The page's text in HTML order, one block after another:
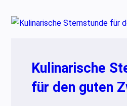
Kulinarische
für den guten